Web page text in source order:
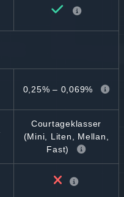
0,25% – 0,069%
Courtageklasser
(Mini, Liten, Mellan,
Fast)